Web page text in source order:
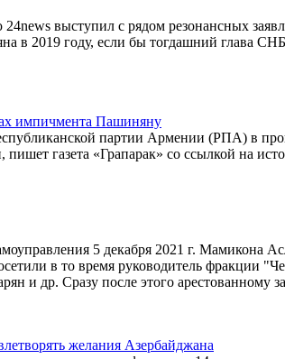
выступил с рядом резонансных
в 2019 году, если бы тогдашний глава
импичмента Пашиняну
партии Армении (РПА) в
газета «Грапарак» со ссылкой на
5 декабря 2021 г. Мамикона
в то время руководитель фракции
и др. Сразу после этого арестованному
желания Азербайджана